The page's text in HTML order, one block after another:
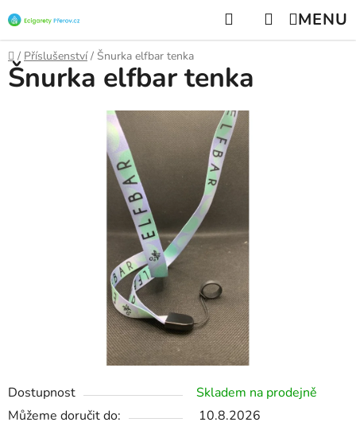
na
obsah
Hledat NÁKUPNÍ
KOŠÍK
Domů
/ Příslušenství / Šnurka elfbar tenka
Dostupnost
Skladem na prodejně
Můžeme doručit do:
10.8.2026
Šnurka elfbar tenka